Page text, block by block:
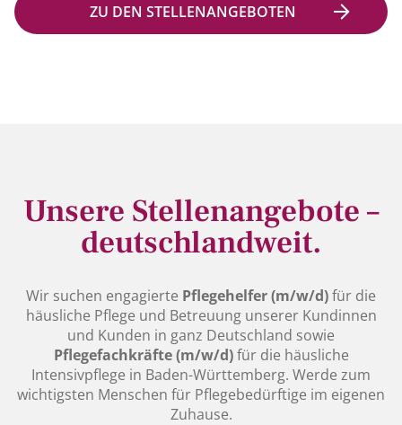
ZU DEN STELLENANGEBOTEN
Unsere Stellenangebote –
deutschlandweit.
Wir suchen engagierte Pflegehelfer (m/w/d)für die
häusliche Pflege und Betreuung unserer Kundinnen
und Kunden in ganz Deutschland sowie
Pflegefachkräfte (m/w/d)für die häusliche
Intensivpflege in Baden-Württemberg. Werde zum
wichtigsten Menschen für Pflegebedürftige im eigenen
Zuhause.